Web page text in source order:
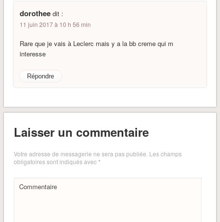
dorothee dit :
11 juin 2017 à 10 h 56 min
Rare que je vais à Leclerc mais y a la bb creme qui m
interesse
Répondre
Laisser un commentaire
Votre adresse de messagerie ne sera pas publiée. Les champs
obligatoires sont indiqués avec*
Commentaire